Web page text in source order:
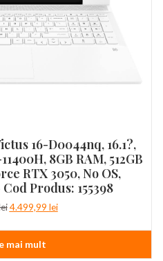
16-D0044nq, 16.1?,
8GB RAM, 512GB
RTX 3050, No OS,
Produs: 155398
Prețul
a
fost:
4.499,99 leiPrețul
este:
mai mult